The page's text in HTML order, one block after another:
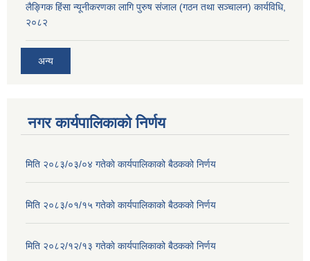
लैङ्गिक हिंसा न्यूनीकरणका लागि पुरुष संजाल (गठन तथा सञ्चालन) कार्यविधि,
२०८२
अन्य
नगर कार्यपालिकाको निर्णय
मिति २०८३/०३/०४ गतेकाे कार्यपालिकाको बैठकको निर्णय
मिति २०८३/०१/१५ गतेकाे कार्यपालिकाको बैठकको निर्णय
मिति २०८२/१२/१३ गतेकाे कार्यपालिकाको बैठकको निर्णय